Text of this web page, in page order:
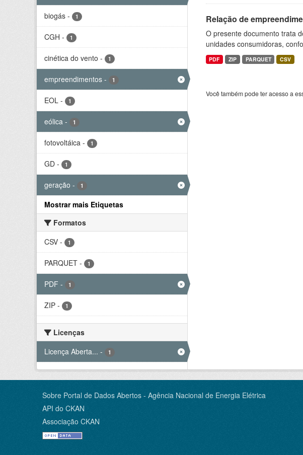
biogás - 1
CGH - 1
cinética do vento - 1
empreendimentos - 1
EOL - 1
eólica - 1
fotovoltáica - 1
GD - 1
geração - 1
Mostrar mais Etiquetas
Formatos
CSV - 1
PARQUET - 1
PDF - 1
ZIP - 1
Licenças
Licença Aberta... - 1
Relação de
O presente documento trata
unidades consumidoras,
PDF ZIP PARQUET CSV
Você também pode ter acesso a
Sobre Portal de Dados Abertos - Agência Nacional de Energia Elétrica
API do CKAN
Associação CKAN